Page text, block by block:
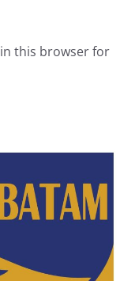
this browser for